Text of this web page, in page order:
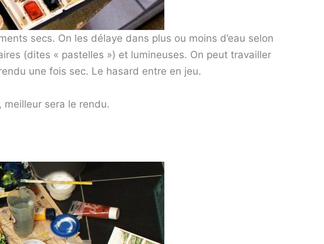
secs. On les délaye dans plus ou moins d’eau selon
(dites « pastelles ») et lumineuses. On peut travailler
une fois sec. Le hasard entre en jeu.
meilleur sera le rendu.